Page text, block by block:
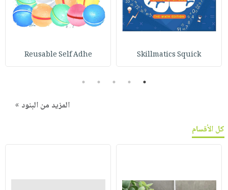
Skillmatics Squick
Reusable Self Adhe
1
2
3
4
5
المزيد من البنود »
كل الأقسام